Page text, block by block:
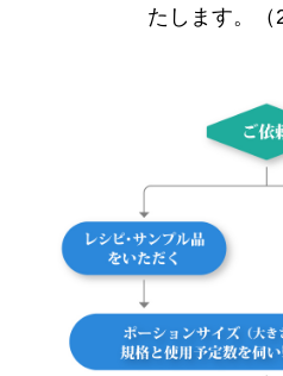
たします。（